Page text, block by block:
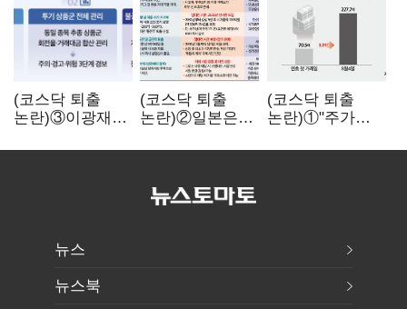
(코스닥 퇴출
논란)③이광재
자동차 없애지는
(코스닥 퇴출
논란)②일본은
기다려주는데
퇴출?…
시간만으론
(코스닥 퇴출
논란)①"주가
옥토 태운다"…
뉴스
뉴스북